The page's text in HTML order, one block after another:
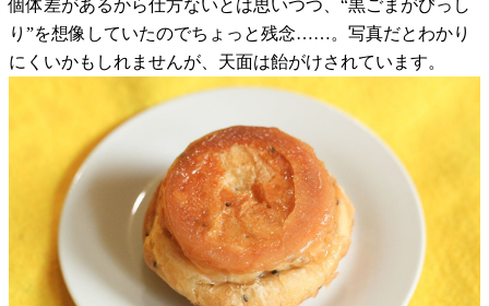
個体差があるから仕方ないとは思いつつ、“黒ごまがびっし
り”を想像していたのでちょっと残念……。写真だとわかり
にくいかもしれませんが、天面は飴がけされています。